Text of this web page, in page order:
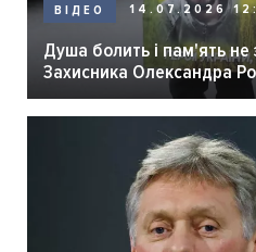
ВІДЕО 14.07.2026
Душа болить і пам'ять не
Захисника Олександра